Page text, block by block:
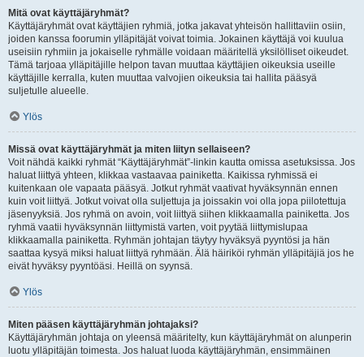
Mitä ovat käyttäjäryhmät?
Käyttäjäryhmät ovat käyttäjien ryhmiä, jotka jakavat yhteisön hallittaviin osiin,
joiden kanssa foorumin ylläpitäjät voivat toimia. Jokainen käyttäjä voi kuulua
useisiin ryhmiin ja jokaiselle ryhmälle voidaan määritellä yksilölliset oikeudet.
Tämä tarjoaa ylläpitäjille helpon tavan muuttaa käyttäjien oikeuksia useille
käyttäjille kerralla, kuten muuttaa valvojien oikeuksia tai hallita pääsyä
suljetulle alueelle.
Ylös
Missä ovat käyttäjäryhmät ja miten liityn sellaiseen?
Voit nähdä kaikki ryhmät “Käyttäjäryhmät”-linkin kautta omissa asetuksissa. Jos
haluat liittyä yhteen, klikkaa vastaavaa painiketta. Kaikissa ryhmissä ei
kuitenkaan ole vapaata pääsyä. Jotkut ryhmät vaativat hyväksynnän ennen
kuin voit liittyä. Jotkut voivat olla suljettuja ja joissakin voi olla jopa piilotettuja
jäsenyyksiä. Jos ryhmä on avoin, voit liittyä siihen klikkaamalla painiketta. Jos
ryhmä vaatii hyväksynnän liittymistä varten, voit pyytää liittymislupaa
klikkaamalla painiketta. Ryhmän johtajan täytyy hyväksyä pyyntösi ja hän
saattaa kysyä miksi haluat liittyä ryhmään. Älä häiriköi ryhmän ylläpitäjiä jos he
eivät hyväksy pyyntöäsi. Heillä on syynsä.
Ylös
Miten pääsen käyttäjäryhmän johtajaksi?
Käyttäjäryhmän johtaja on yleensä määritelty, kun käyttäjäryhmät on alunperin
luotu ylläpitäjän toimesta. Jos haluat luoda käyttäjäryhmän, ensimmäinen